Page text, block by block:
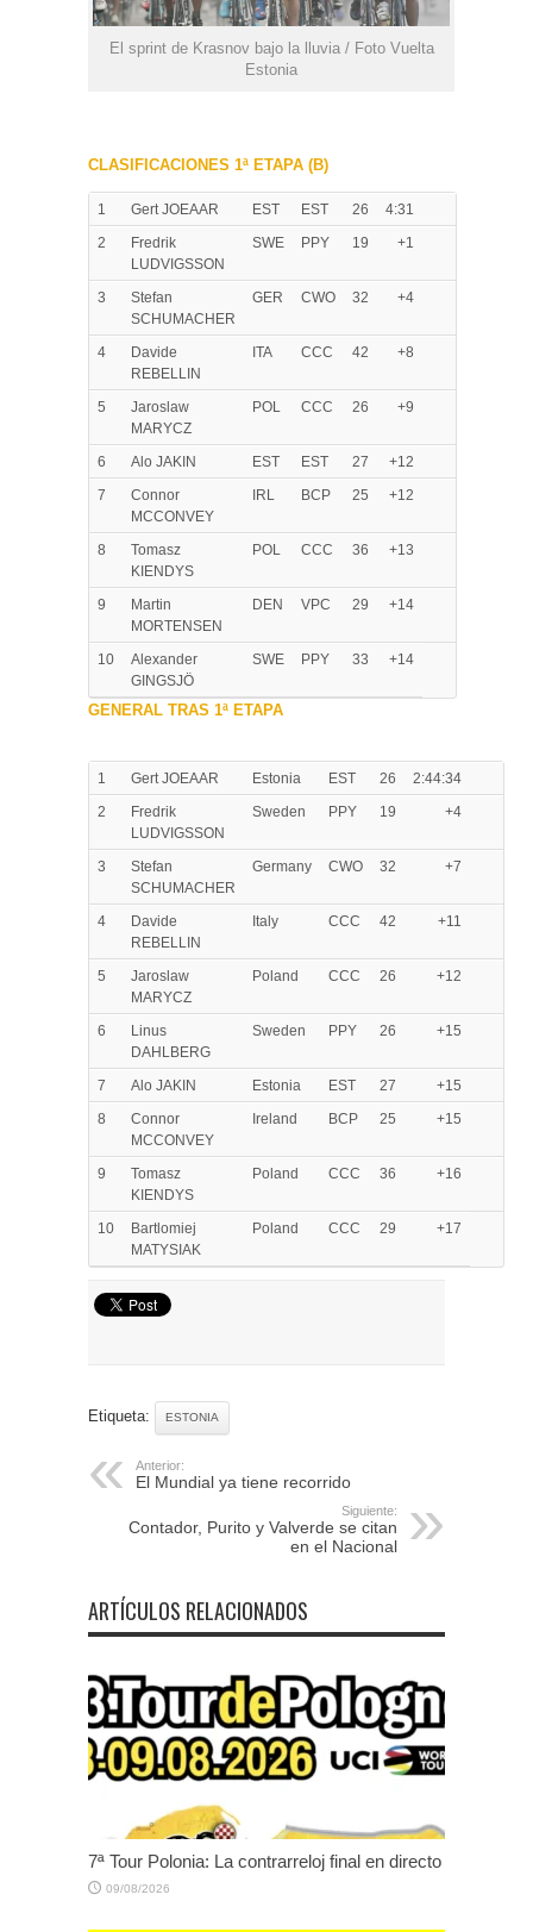
El sprint de Krasnov bajo la lluvia / Foto Vuelta
Estonia
CLASIFICACIONES 1ª ETAPA (B)
1 Gert JOEAAR EST EST 26
4:31
2
Fredrik
LUDVIGSSON
SWE PPY 19 +1
3
Stefan
SCHUMACHER
GER CWO 32 +4
4
Davide
REBELLIN
ITA CCC 42 +8
5
Jaroslaw
MARYCZ
POL CCC 26 +9
6 Alo JAKIN EST EST 27
+12
7
Connor
MCCONVEY
IRL BCP 25 +12
8
Tomasz
KIENDYS
POL CCC 36 +13
9
Martin
MORTENSEN
DEN VPC 29 +14
10
Alexander
GINGSJÖ
SWE PPY 33 +14
GENERAL TRAS 1ª ETAPA
1 Gert JOEAAR Estonia EST 26
2:44:34
2
Fredrik
LUDVIGSSON
Sweden PPY 19 +4
3
Stefan
SCHUMACHER
Germany CWO 32 +7
4
Davide
REBELLIN
Italy CCC 42 +11
5
Jaroslaw
MARYCZ
Poland CCC 26 +12
6
Linus
DAHLBERG
Sweden PPY 26 +15
7 Alo JAKIN Estonia EST 27
+15
8
Connor
MCCONVEY
Ireland BCP 25 +15
9
Tomasz
KIENDYS
Poland CCC 36 +16
10
Bartlomiej
MATYSIAK
Poland CCC 29 +17
Etiqueta: ESTONIA
Anterior:
El Mundial ya tiene recorrido
Siguiente:
Contador, Purito y Valverde se citan
en el Nacional
ARTÍCULOS RELACIONADOS
7ª Tour Polonia: La contrarreloj final en directo
09/08/2026